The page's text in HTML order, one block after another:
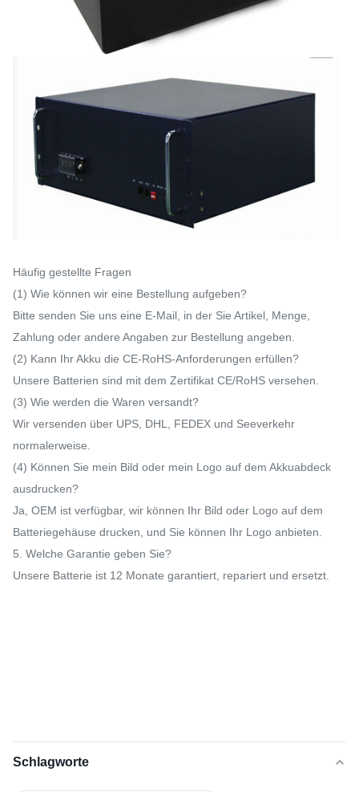
Häufig gestellte Fragen
(1) Wie können wir eine Bestellung aufgeben?
Bitte senden Sie uns eine E-Mail, in der Sie Artikel, Menge,
Zahlung oder andere Angaben zur Bestellung angeben.
(2) Kann Ihr Akku die CE-RoHS-Anforderungen erfüllen?
Unsere Batterien sind mit dem Zertifikat CE/RoHS versehen.
(3) Wie werden die Waren versandt?
Wir versenden über UPS, DHL, FEDEX und Seeverkehr
normalerweise.
(4) Können Sie mein Bild oder mein Logo auf dem Akkuabdeck
ausdrucken?
Ja, OEM ist verfügbar, wir können Ihr Bild oder Logo auf dem
Batteriegehäuse drucken, und Sie können Ihr Logo anbieten.
5. Welche Garantie geben Sie?
Unsere Batterie ist 12 Monate garantiert, repariert und ersetzt.
Schlagworte